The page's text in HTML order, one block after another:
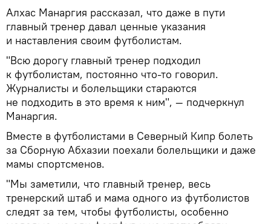
Алхас Манаргия рассказал, что даже в пути
главный тренер давал ценные указания
и наставления своим футболистам.
"Всю дорогу главный тренер подходил
к футболистам, постоянно что-то говорил.
Журналисты и болельщики стараются
не подходить в это время к ним", — подчеркнул
Манаргия.
Вместе в футболистами в Северный Кипр болеть
за Сборную Абхазии поехали болельщики и даже
мамы спортсменов.
"Мы заметили, что главный тренер, весь
тренерский штаб и мама одного из футболистов
следят за тем, чтобы футболисты, особенно